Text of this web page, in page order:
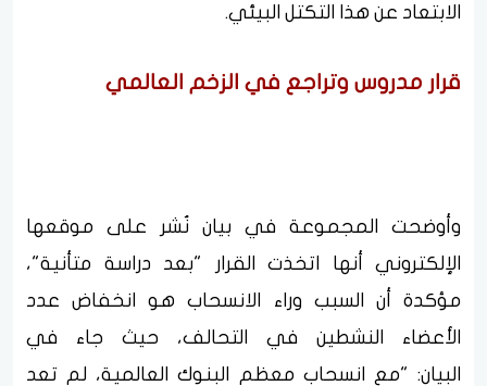
الابتعاد عن هذا التكتل البيئي.
قرار مدروس وتراجع في الزخم العالمي
وأوضحت المجموعة في بيان نُشر على موقعها
الإلكتروني أنها اتخذت القرار "بعد دراسة متأنية"،
مؤكدة أن السبب وراء الانسحاب هو انخفاض عدد
الأعضاء النشطين في التحالف، حيث جاء في
البيان: "مع انسحاب معظم البنوك العالمية، لم تعد